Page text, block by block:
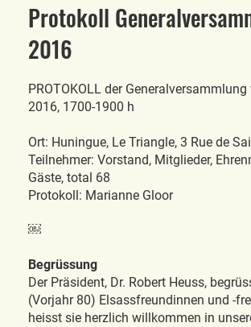
Protokoll
2016
PROTOKOLL der
2016, 1700-1900 h
Ort: Huningue, Le Triangle, 3 Rue de
Teilnehmer: Vorstand, Mitglieder,
Gäste, total 68
Protokoll: Marianne Gloor
￼
Begrüssung
Der Präsident, Dr. Robert Heuss,
(Vorjahr 80) Elsassfreundinnen und -
heisst sie herzlich willkommen in